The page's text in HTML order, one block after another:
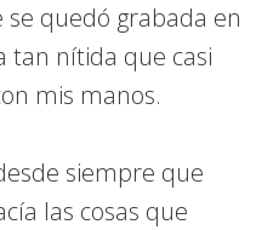
quedó grabada en
tan nítida que casi
mis manos.
siempre que
las cosas que